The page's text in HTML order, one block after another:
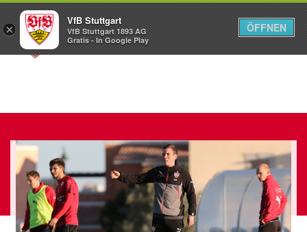
Menü
×
VfB Stuttgart
VfB Stuttgart 1893 AG
Gratis - In Google Play
ÖFFNEN